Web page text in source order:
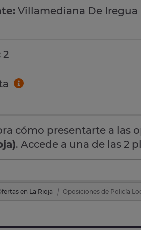
Villamediana De Iregua
2
cómo presentarte a las
. Accede a una de las 2
en La Rioja Oposiciones de Policía